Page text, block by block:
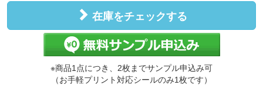
在庫をチェックする
※商品1点につき、2枚までサンプル申込み可
（お手軽プリント対応シールのみ1枚です）